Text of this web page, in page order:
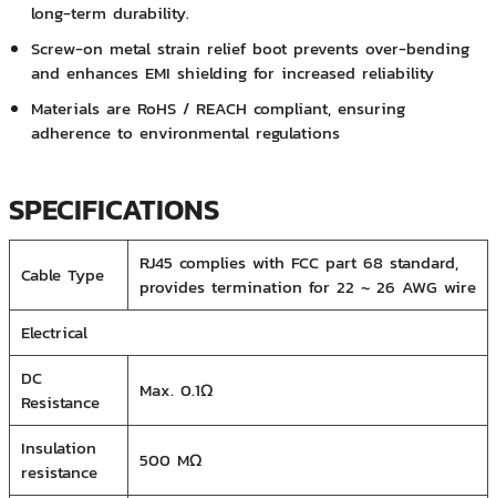
long-term durability.
Screw-on metal strain relief boot prevents over-bending
and enhances EMI shielding for increased reliability
Materials are RoHS / REACH compliant, ensuring
adherence to environmental regulations
SPECIFICATIONS
Cable Type
RJ45 complies with FCC part 68 standard,
provides termination for 22 ~ 26 AWG wire
Electrical
DC
Resistance
Max. 0.1Ω
Insulation
resistance
500 MΩ